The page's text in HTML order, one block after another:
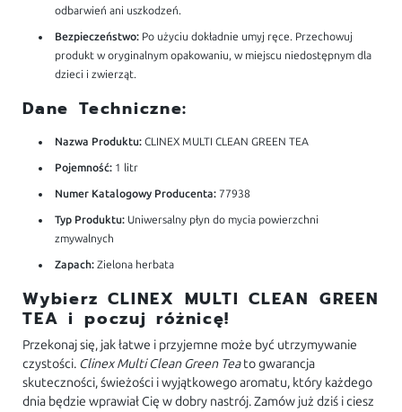
odbarwień ani uszkodzeń.
Bezpieczeństwo: Po użyciu dokładnie umyj ręce. Przechowuj
produkt w oryginalnym opakowaniu, w miejscu niedostępnym dla
dzieci i zwierząt.
Dane Techniczne:
Nazwa Produktu: CLINEX MULTI CLEAN GREEN TEA
Pojemność: 1 litr
Numer Katalogowy Producenta: 77938
Typ Produktu: Uniwersalny płyn do mycia powierzchni
zmywalnych
Zapach: Zielona herbata
Wybierz CLINEX MULTI CLEAN GREEN
TEA i poczuj różnicę!
Przekonaj się, jak łatwe i przyjemne może być utrzymywanie
czystości. Clinex Multi Clean Green Teato gwarancja
skuteczności, świeżości i wyjątkowego aromatu, który każdego
dnia będzie wprawiał Cię w dobry nastrój. Zamów już dziś i ciesz